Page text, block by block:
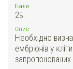
Бали
2Б.
Опис
Необхідно
ембріонів у
запропонованих